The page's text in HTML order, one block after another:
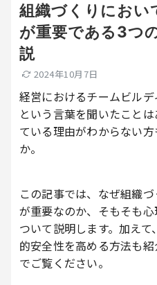
組織づくりにおい
が重要である3つ
説
2024年10月7日
経営におけるチームビルデ
という言葉を聞いたこと
ている理由がわからない
か。
この記事では、なぜ組織
が重要なのか、そもそも
ついて説明します。加え
的安全性を高める方法も
でご覧ください。